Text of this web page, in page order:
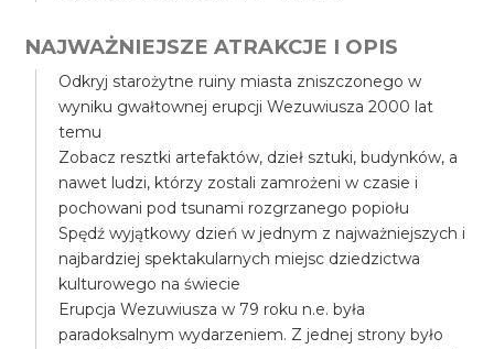
NAJWAŻNIEJSZE ATRAKCJE I OPIS
Odkryj starożytne ruiny miasta zniszczonego w
wyniku gwałtownej erupcji Wezuwiusza 2000 lat
temu
Zobacz resztki artefaktów, dzieł sztuki, budynków, a
nawet ludzi, którzy zostali zamrożeni w czasie i
pochowani pod tsunami rozgrzanego popiołu
Spędź wyjątkowy dzień w jednym z najważniejszych i
najbardziej spektakularnych miejsc dziedzictwa
kulturowego na świecie
Erupcja Wezuwiusza w 79 roku n.e. była
paradoksalnym wydarzeniem. Z jednej strony było